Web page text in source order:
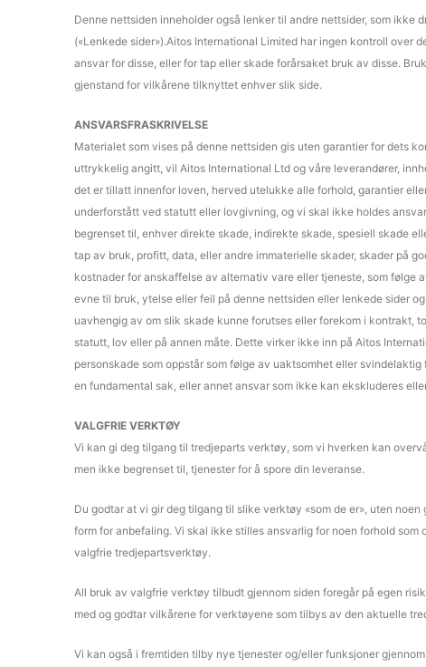
Denne nettsiden inneholder også lenker til andre nettsider, som ikke
(«Lenkede sider»).Aitos International Limited har ingen kontroll over
ansvar for disse, eller for tap eller skade forårsaket bruk av disse.
gjenstand for vilkårene tilknyttet enhver slik side.
ANSVARSFRASKRIVELSE
Materialet som vises på denne nettsiden gis uten garantier for dets
uttrykkelig angitt, vil Aitos International Ltd og våre leverandører,
det er tillatt innenfor loven, herved utelukke alle forhold, garantier
underforstått ved statutt eller lovgivning, og vi skal ikke holdes
begrenset til, enhver direkte skade, indirekte skade, spesiell skade
tap av bruk, profitt, data, eller andre immaterielle skader, skader på
kostnader for anskaffelse av alternativ vare eller tjeneste, som følge
evne til bruk, ytelse eller feil på denne nettsiden eller lenkede sider
uavhengig av om slik skade kunne forutses eller forekom i kontrakt,
statutt, lov eller på annen måte. Dette virker ikke inn på Aitos
personskade som oppstår som følge av uaktsomhet eller
en fundamental sak, eller annet ansvar som ikke kan ekskluderes
VALGFRIE VERKTØY
Vi kan gi deg tilgang til tredjeparts verktøy, som vi hverken kan
men ikke begrenset til, tjenester for å spore din leveranse.
Du godtar at vi gir deg tilgang til slike verktøy «som de er», uten
form for anbefaling. Vi skal ikke stilles ansvarlig for noen forhold som
valgfrie tredjepartsverktøy.
All bruk av valgfrie verktøy tilbudt gjennom siden foregår på egen
med og godtar vilkårene for verktøyene som tilbys av den aktuelle
Vi kan også i fremtiden tilby nye tjenester og/eller funksjoner